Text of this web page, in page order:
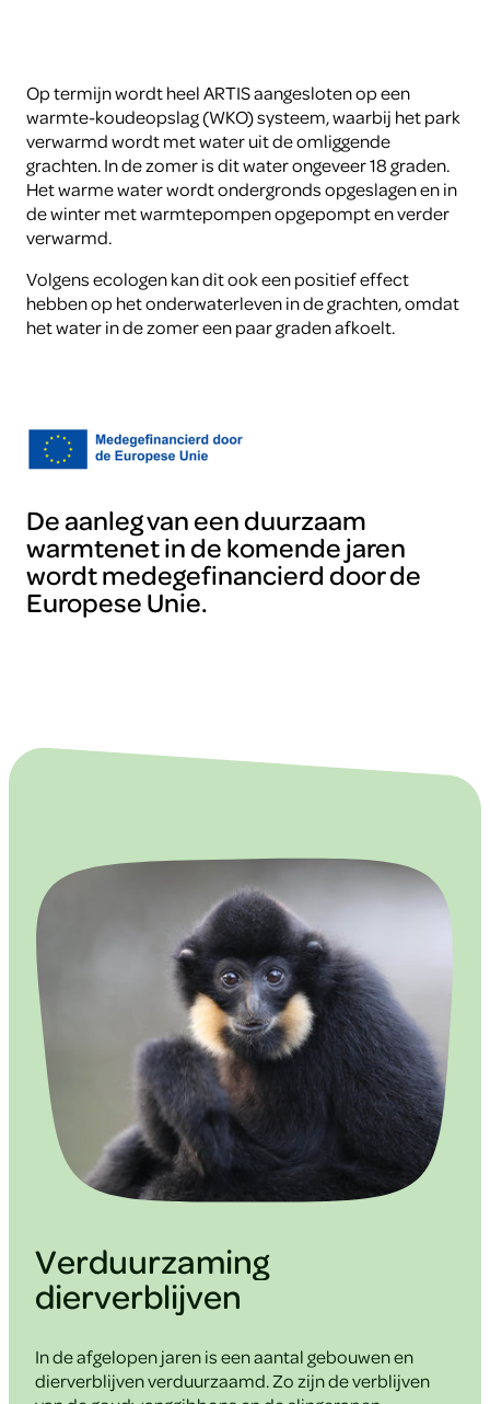
Op termijn wordt heel ARTIS aangesloten op een
warmte-koudeopslag (WKO) systeem, waarbij het park
verwarmd wordt met water uit de omliggende
grachten. In de zomer is dit water ongeveer 18 graden.
Het warme water wordt ondergronds opgeslagen en in
de winter met warmtepompen opgepompt en verder
verwarmd.
Volgens ecologen kan dit ook een positief effect
hebben op het onderwaterleven in de grachten, omdat
het water in de zomer een paar graden afkoelt.
De aanleg van een duurzaam
warmtenet in de komende jaren
wordt medegefinancierd door de
Europese Unie.
Verduurzaming
dierverblijven
In de afgelopen jaren is een aantal gebouwen en
dierverblijven verduurzaamd. Zo zijn de verblijven